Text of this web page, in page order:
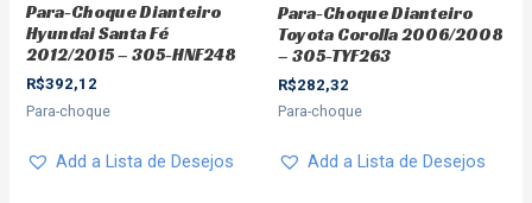
Para-Choque Dianteiro
Hyundai Santa Fé
2012/2015 – 305-HNF248
R$392,12
Para-choque
Add a Lista de Desejos
Para-Choque Dianteiro
Toyota Corolla 2006/2008
– 305-TYF263
R$282,32
Para-choque
Add a Lista de Desejos